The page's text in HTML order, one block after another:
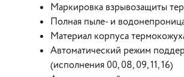
Маркировка взрывозащиты
Полная пыле- и
Материал корпуса
Автоматический режим
(исполнения 00, 08, 09, 11, 16)